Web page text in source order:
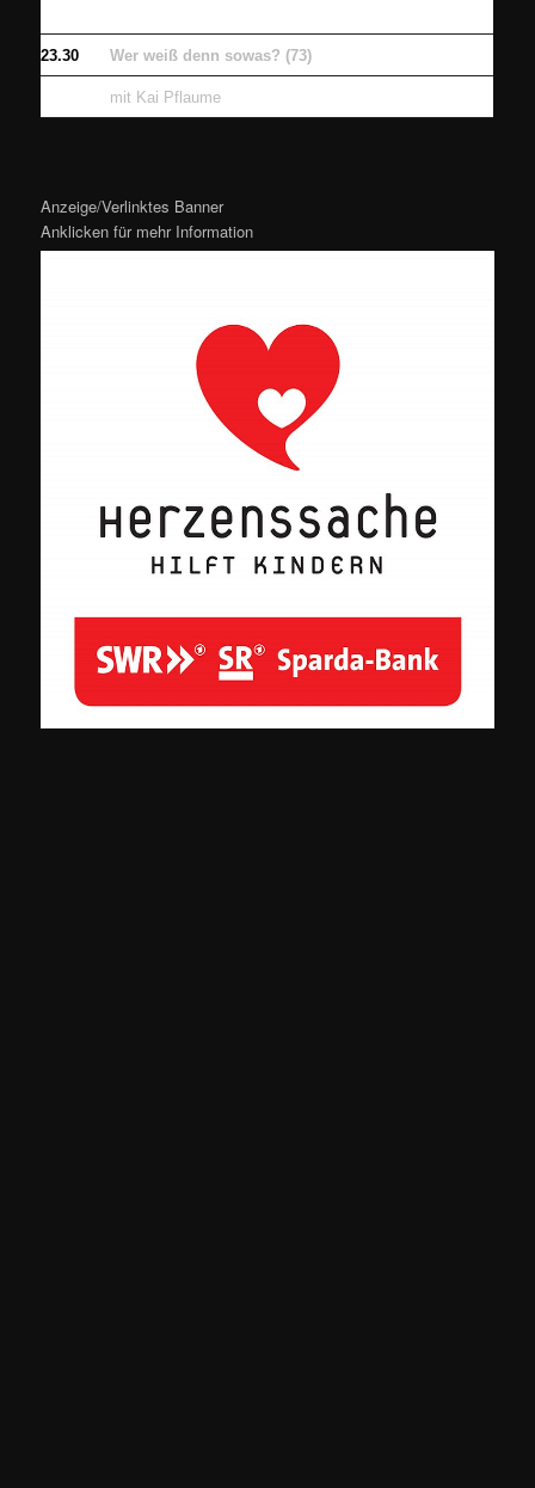
23.30 Wer weiß denn sowas? (73)
mit Kai Pflaume
Anzeige/Verlinktes Banner
Anklicken für mehr Information